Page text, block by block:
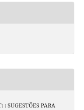
SUGESTÕES PARA